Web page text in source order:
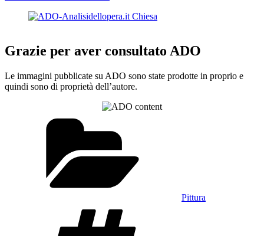
Grazie per aver consultato ADO
Le immagini pubblicate su ADO sono state prodotte in proprio e
quindi sono di proprietà dell’autore.
Pittura